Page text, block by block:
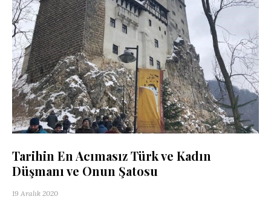
Tarihin En Acımasız Türk ve Kadın
Düşmanı ve Onun Şatosu
19 Aralık 2020